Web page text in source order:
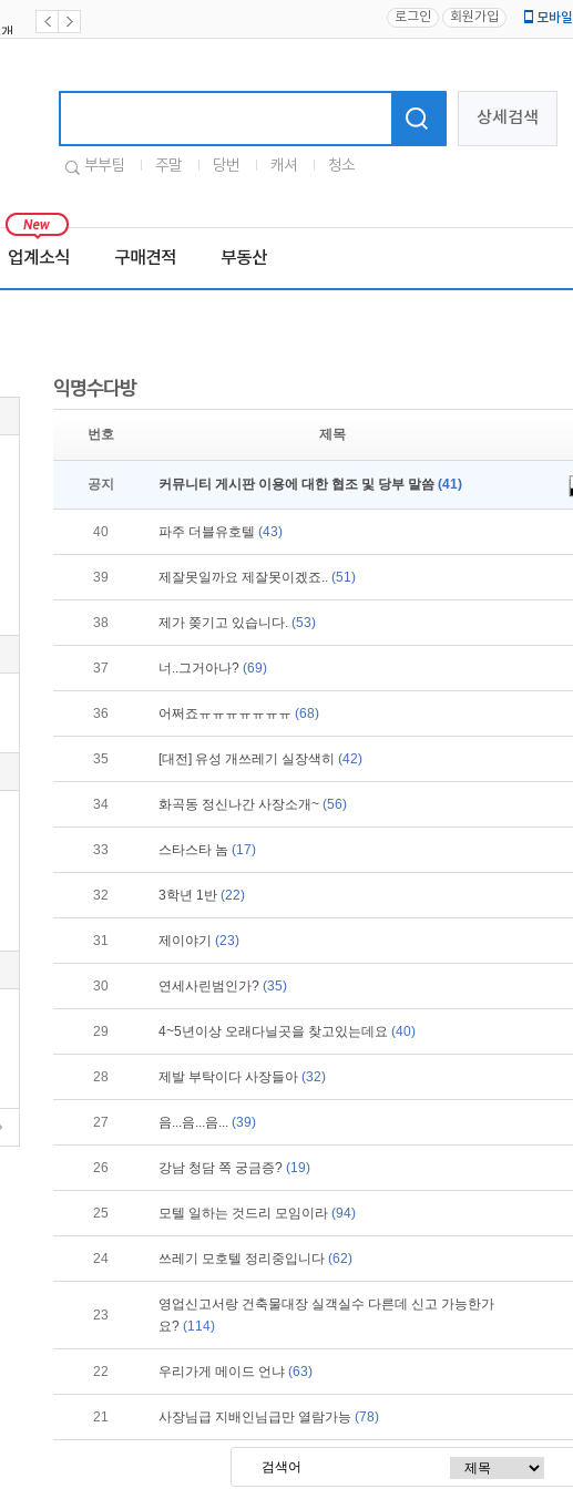
로그인 회원가입 모바일
상세검색
부부팀 주말 당번 캐셔 청소
업계소식 구매견적 부동산
익명수다방
번호 제목
공지 커뮤니티 게시판 이용에 대한 협조 및 당부 말씀 (41)
40 파주 더블유호텔 (43)
39 제잘못일까요 제잘못이겠죠.. (51)
38 제가 쫒기고 있습니다. (53)
37 너..그거아나? (69)
36 어쩌죠ㅠㅠㅠㅠㅠㅠㅠ (68)
35 [대전] 유성 개쓰레기 실장색히 (42)
34 화곡동 정신나간 사장소개~ (56)
33 스타스타 놈 (17)
32 3학년 1반 (22)
31 제이야기 (23)
30 연세사린범인가? (35)
29 4~5년이상 오래다닐곳을 찾고있는데요 (40)
28 제발 부탁이다 사장들아 (32)
27 음...음...음... (39)
26 강남 청담 쪽 궁금증? (19)
25 모텔 일하는 것드리 모임이라 (94)
24 쓰레기 모호텔 정리중입니다 (62)
23
영업신고서랑 건축물대장 실객실수 다른데 신고 가능한가
요? (114)
22 우리가게 메이드 언냐 (63)
21 사장님급 지배인님급만 열람가능 (78)